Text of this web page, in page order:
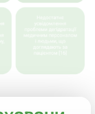
в осіб